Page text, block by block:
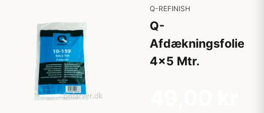
Q-REFINISH
Q-
Afdækningsfolie
4x5 Mtr.